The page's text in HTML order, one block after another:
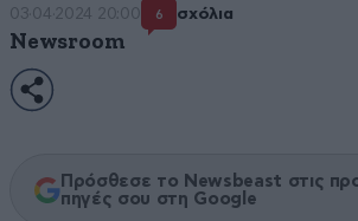
03·04·2024 20:00 6 σχόλια
Newsroom
Πρόσθεσε το Newsbeast στις
πηγές σου στη Google